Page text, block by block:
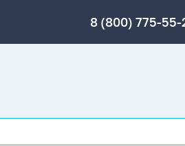
8 (800) 775-55-